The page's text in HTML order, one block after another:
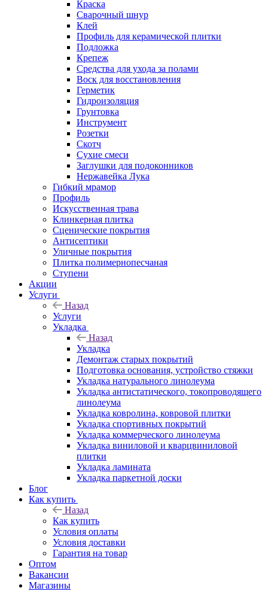
Краска
Сварочный шнур
Клей
Профиль для керамической плитки
Подложка
Крепеж
Средства для ухода за полами
Воск для восстановления
Герметик
Гидроизоляция
Грунтовка
Инструмент
Розетки
Скотч
Сухие смеси
Заглушки для подоконников
Нержавейка Лука
Гибкий мрамор
Профиль
Искусственная трава
Клинкерная плитка
Сценические покрытия
Антисептики
Уличные покрытия
Плитка полимернопесчаная
Ступени
Акции
Услуги
Назад
Услуги
Укладка
Назад
Укладка
Демонтаж старых покрытий
Подготовка основания, устройство стяжки
Укладка натурального линолеума
Укладка антистатического, токопроводящего
линолеума
Укладка ковролина, ковровой плитки
Укладка спортивных покрытий
Укладка коммерческого линолеума
Укладка виниловой и кварцвиниловой
плитки
Укладка ламината
Укладка паркетной доски
Блог
Как купить
Назад
Как купить
Условия оплаты
Условия доставки
Гарантия на товар
Оптом
Вакансии
Магазины